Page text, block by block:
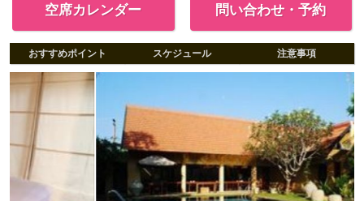
空席カレンダー 問い合わせ・予約
おすすめポイント スケジュール 注意事項